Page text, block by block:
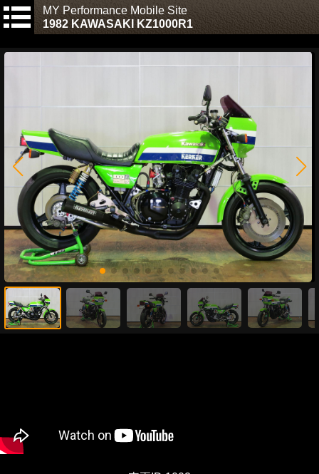
MY Performance Mobile Site
1982 KAWASAKI KZ1000R1